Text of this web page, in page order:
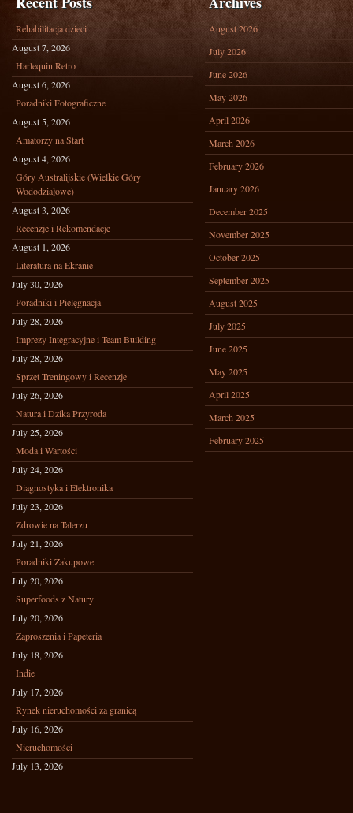
Rehabilitacja dzieci
August 7, 2026
Harlequin Retro
August 6, 2026
Poradniki Fotograficzne
August 5, 2026
Amatorzy na Start
August 4, 2026
Góry Australijskie (Wielkie Góry
Wododziałowe)
August 3, 2026
Recenzje i Rekomendacje
August 1, 2026
Literatura na Ekranie
July 30, 2026
Poradniki i Pielęgnacja
July 28, 2026
Imprezy Integracyjne i Team Building
July 28, 2026
Sprzęt Treningowy i Recenzje
July 26, 2026
Natura i Dzika Przyroda
July 25, 2026
Moda i Wartości
July 24, 2026
Diagnostyka i Elektronika
July 23, 2026
Zdrowie na Talerzu
July 21, 2026
Poradniki Zakupowe
July 20, 2026
Superfoods z Natury
July 20, 2026
Zaproszenia i Papeteria
July 18, 2026
Indie
July 17, 2026
Rynek nieruchomości za granicą
July 16, 2026
Nieruchomości
July 13, 2026
August 2026
July 2026
June 2026
May 2026
April 2026
March 2026
February 2026
January 2026
December 2025
November 2025
October 2025
September 2025
August 2025
July 2025
June 2025
May 2025
April 2025
March 2025
February 2025